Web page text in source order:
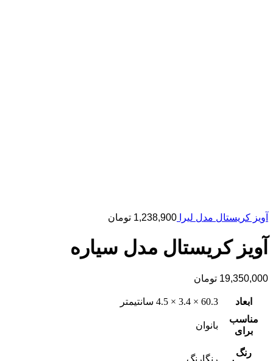
آویز کریستال مدل لیرا 1,238,900 تومان
آویز کریستال مدل سیاره
19,350,000 تومان
ابعاد
60.3 × 3.4 × 4.5 سانتیمتر
مناسب
برای
بانوان
رنگ
رنگارنگ